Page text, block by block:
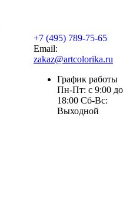
+7 (495) 789-75-65
Email:
zakaz@artcolorika.ru
График работы
Пн-Пт: с 9:00 до
18:00 Сб-Вс:
Выходной